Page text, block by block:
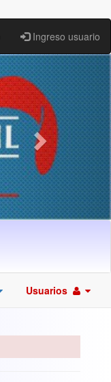
Ingreso usuario
Usuarios